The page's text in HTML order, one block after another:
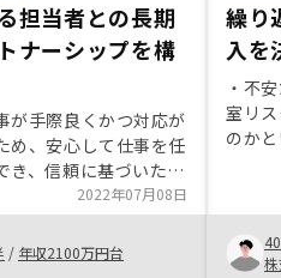
担当者との長期
ナーシップを構
が手際良くかつ対応が
め、安心して仕事を任
き、信頼に基づいた長
ナーシップを構築でき
た。また本商品が相対
低い仕組みであること
取り組める点だと理解
2022年07月08日
/ 年収2100万円台
繰り
入を
・不
室リ
のか
りな
しま
れか
えて